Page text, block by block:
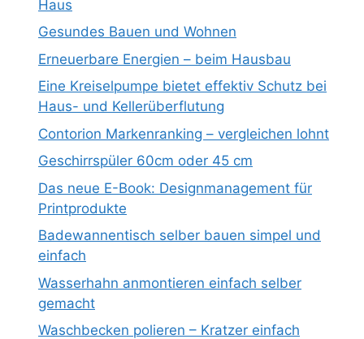
Haus
Gesundes Bauen und Wohnen
Erneuerbare Energien – beim Hausbau
Eine Kreiselpumpe bietet effektiv Schutz bei
Haus- und Kellerüberflutung
Contorion Markenranking – vergleichen lohnt
Geschirrspüler 60cm oder 45 cm
Das neue E-Book: Designmanagement für
Printprodukte
Badewannentisch selber bauen simpel und
einfach
Wasserhahn anmontieren einfach selber
gemacht
Waschbecken polieren – Kratzer einfach